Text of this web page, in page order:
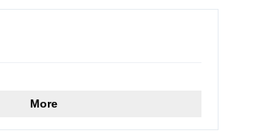
More